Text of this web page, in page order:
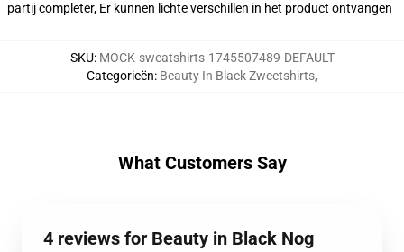
partij completer, Er kunnen lichte verschillen in het product ontvangen
SKU: MOCK-sweatshirts-1745507489-DEFAULT
Categorieën: Beauty In Black Zweetshirts,
What Customers Say
4 reviews for Beauty in Black Nog